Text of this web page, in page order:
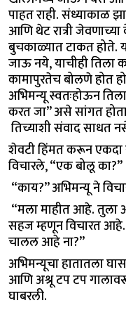
पाहत राही. संध्याकाळ
आणि थेट रात्री जेवणाच्या
बुचकाळ्यात टाकत होते.
जाऊ नये, याचीही तिला
कामापुरतेच बोलणे होत
अभिमन्यू स्वतःहोऊन
करत जा” असे सांगत
तिच्याशी संवाद साधत
शेवटी हिंमत करून एकदा
विचारले, “एक बोलू का?”
“काय?” अभिमन्यू ने
“मला माहीत आहे. तुला
सहज म्हणून विचारत
चालल आहे ना?”
अभिमन्यूचा हातातला
आणि अश्रू टप टप
घाबरली.